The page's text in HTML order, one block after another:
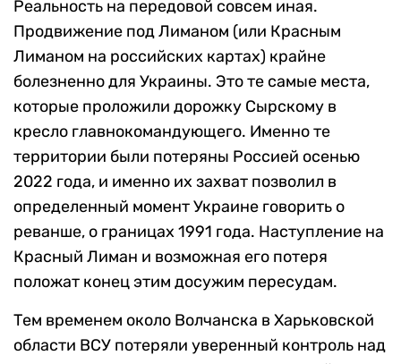
Реальность на передовой совсем иная.
Продвижение под Лиманом (или Красным
Лиманом на российских картах) крайне
болезненно для Украины. Это те самые места,
которые проложили дорожку Сырскому в
кресло главнокомандующего. Именно те
территории были потеряны Россией осенью
2022 года, и именно их захват позволил в
определенный момент Украине говорить о
реванше, о границах 1991 года. Наступление на
Красный Лиман и возможная его потеря
положат конец этим досужим пересудам.
Тем временем около Волчанска в Харьковской
области ВСУ потеряли уверенный контроль над